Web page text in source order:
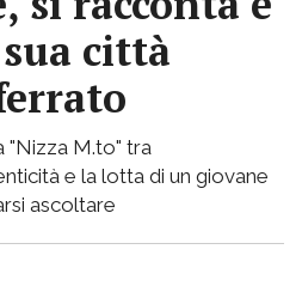
città
"Nizza M.to" tra
e la lotta di un giovane
ascoltare